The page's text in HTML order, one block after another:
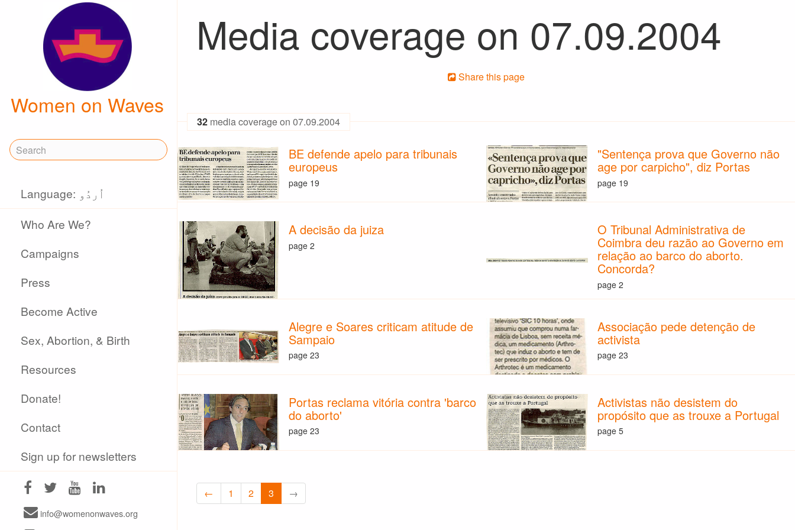
Women on Waves
Language: اُردُو
Who Are We?
Campaigns
Press
Become Active
Sex, Abortion, & Birth
Resources
Donate!
Contact
Sign up for newsletters
info@womenonwaves.org
Media coverage on 07.09.2004
Share this page
32 media coverage on 07.09.2004
BE defende apelo para tribunais
europeus
page 19
"Sentença prova que Governo não
age por carpicho", diz Portas
page 19
A decisão da juiza
page 2
O Tribunal Administrativa de
Coimbra deu razão ao Governo em
relação ao barco do aborto.
Concorda?
page 2
Alegre e Soares criticam atitude de
Sampaio
page 23
Associação pede detenção de
activista
page 23
Portas reclama vitória contra 'barco
do aborto'
page 23
Activistas não desistem do
propósito que as trouxe a Portugal
page 5
← 1 2 3 →